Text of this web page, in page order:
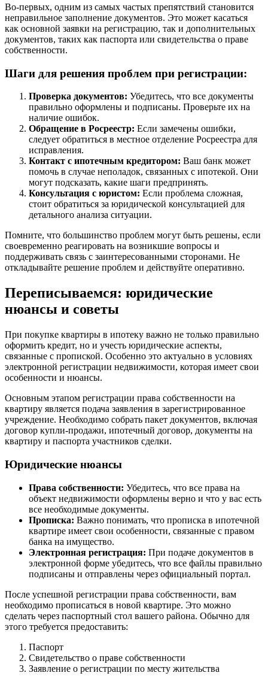
Во-первых, одним из самых частых препятствий становится
неправильное заполнение документов. Это может касаться
как основной заявки на регистрацию, так и дополнительных
документов, таких как паспорта или свидетельства о праве
собственности.
Шаги для решения проблем при регистрации:
Проверка документов: Убедитесь, что все документы
правильно оформлены и подписаны. Проверьте их на
наличие ошибок.
Обращение в Росреестр: Если замечены ошибки,
следует обратиться в местное отделение Росреестра для
исправления.
Контакт с ипотечным кредитором: Ваш банк может
помочь в случае неполадок, связанных с ипотекой. Они
могут подсказать, какие шаги предпринять.
Консультация с юристом: Если проблема сложная,
стоит обратиться за юридической консультацией для
детального анализа ситуации.
Помните, что большинство проблем могут быть решены, если
своевременно реагировать на возникшие вопросы и
поддерживать связь с заинтересованными сторонами. Не
откладывайте решение проблем и действуйте оперативно.
Переписываемся: юридические
нюансы и советы
При покупке квартиры в ипотеку важно не только правильно
оформить кредит, но и учесть юридические аспекты,
связанные с пропиской. Особенно это актуально в условиях
электронной регистрации недвижимости, которая имеет свои
особенности и нюансы.
Основным этапом регистрации права собственности на
квартиру является подача заявления в зарегистрированное
учреждение. Необходимо собрать пакет документов, включая
договор купли-продажи, ипотечный договор, документы на
квартиру и паспорта участников сделки.
Юридические нюансы
Права собственности: Убедитесь, что все права на
объект недвижимости оформлены верно и что у вас есть
все необходимые документы.
Прописка: Важно понимать, что прописка в ипотечной
квартире имеет свои особенности, связанные с правом
банка на имущество.
Электронная регистрация: При подаче документов в
электронной форме убедитесь, что все файлы правильно
подписаны и отправлены через официальный портал.
После успешной регистрации права собственности, вам
необходимо прописаться в новой квартире. Это можно
сделать через паспортный стол вашего района. Обычно для
этого требуется предоставить:
Паспорт
Свидетельство о праве собственности
Заявление о регистрации по месту жительства